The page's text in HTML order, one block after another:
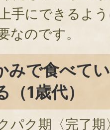
手にできるよ
なのです。
みで食べて
1歳代）
パク期〈完了